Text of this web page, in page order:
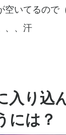
いてるので（
、、汗
入り込
には？